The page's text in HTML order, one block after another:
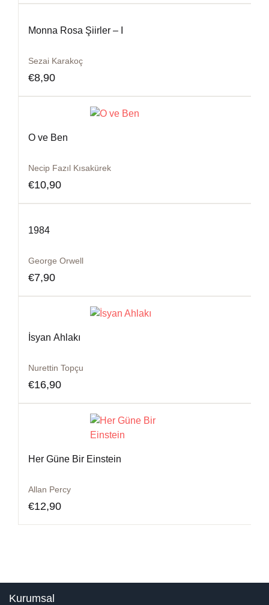
Monna Rosa Şiirler – I
Sezai Karakoç
€8,90
O ve Ben
Necip Fazıl Kısakürek
€10,90
1984
George Orwell
€7,90
İsyan Ahlakı
Nurettin Topçu
€16,90
Her Güne Bir Einstein
Allan Percy
€12,90
Kurumsal